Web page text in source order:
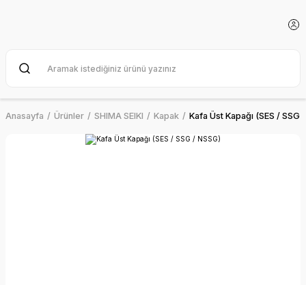
Anasayfa Ürünler SHIMA SEIKI Kapak Kafa Üst Kapağı (SES / SSG